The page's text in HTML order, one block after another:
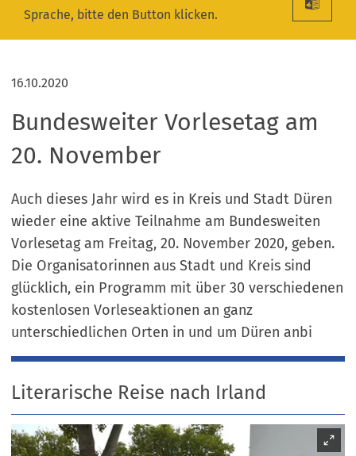
Sprache, bitte den Button klicken.
16.10.2020
Bundesweiter Vorlesetag am
20. November
Auch dieses Jahr wird es in Kreis und Stadt Düren
wieder eine aktive Teilnahme am Bundesweiten
Vorlesetag am Freitag, 20. November 2020, geben.
Die Organisatorinnen aus Stadt und Kreis sind
glücklich, ein Programm mit über 30 verschiedenen
kostenlosen Vorleseaktionen an ganz
unterschiedlichen Orten in und um Düren anbi
Literarische Reise nach Irland